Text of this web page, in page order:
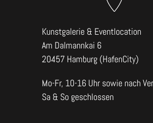
Kunstgalerie & Eventlocation
Am Dalmannkai 6
20457 Hamburg (HafenCity)
Mo-Fr, 10-16 Uhr sowie nach
Sa & So geschlossen